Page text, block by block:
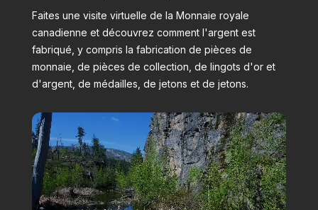
Faites une visite virtuelle de la Monnaie royale
canadienne et découvrez comment l'argent est
fabriqué, y compris la fabrication de pièces de
monnaie, de pièces de collection, de lingots d'or et
d'argent, de médailles, de jetons et de jetons.